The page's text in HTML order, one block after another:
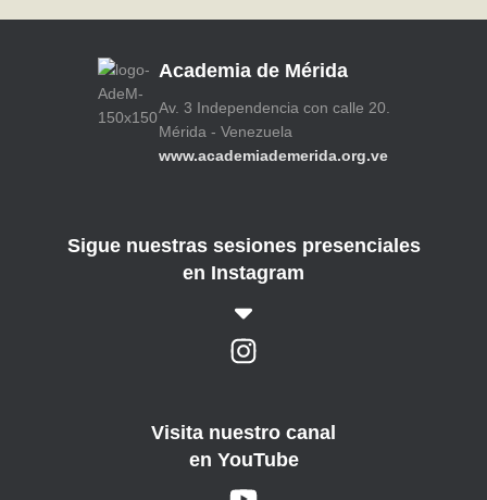
Academia de Mérida
Av. 3 Independencia con calle 20.
Mérida - Venezuela
www.academiademerida.org.ve
Sigue nuestras sesiones presenciales
en Instagram
Visita nuestro canal
en YouTube